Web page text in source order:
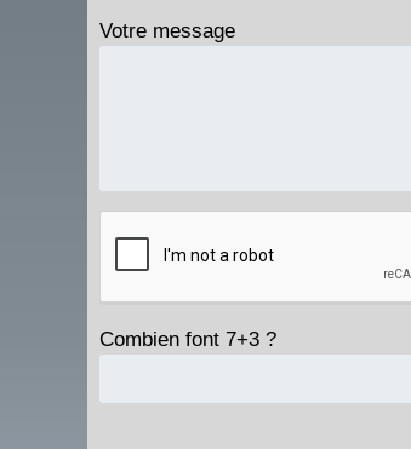
Votre message
Combien font 7+3 ?